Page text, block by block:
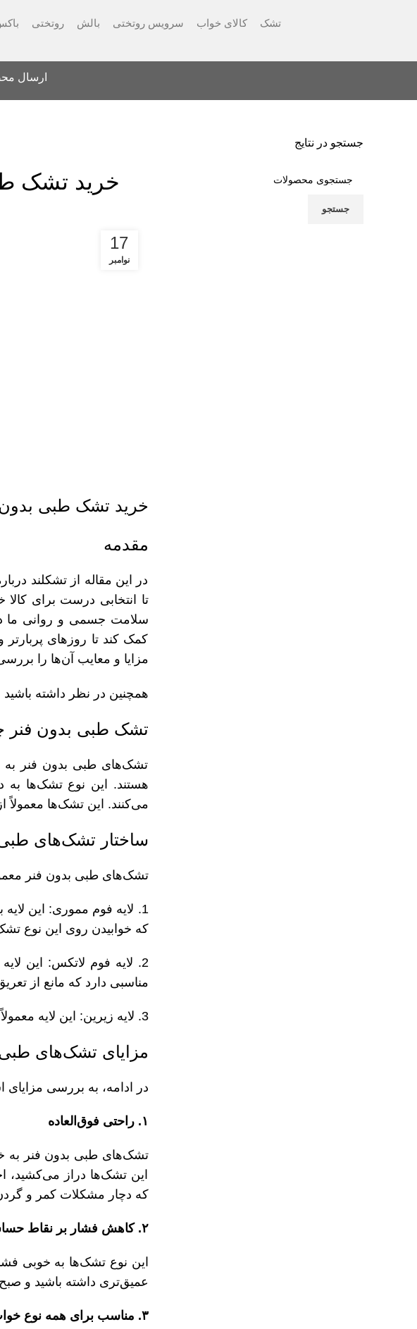
تشک کالای خواب سرویس روتختی بالش روتختی
ارسال
خرید تشک
17
نوامبر
خرید تشک طبی بدون
مقدمه
در این مقاله از تشکلند
تا انتخابی درست برای
سلامت جسمی و روانی ما
کمک کند تا روزهای
مزایا و معایب آن‌ها را
همچنین در نظر داشته
تشک طبی بدون
تشک‌های طبی بدون فنر به
هستند. این نوع تشک‌ها
می‌کنند. این تشک‌ها
ساختار تشک‌های طبی
تشک‌های طبی بدون فنر
1. لایه فوم مموری: این
که خوابیدن روی این نوع
2. لایه فوم لاتکس: این
مناسبی دارد که مانع از
3. لایه زیرین: این لایه معمولاً از فوم‌های سفت‌تر تشکیل شده است که از تشک حمایت کرده و عمر آن را افزایش می‌دهد.
مزایای تشک‌های طبی
در ادامه، به بررسی
۱. راحتی فوق‌العاده
تشک‌های طبی بدون فنر به
این تشک‌ها دراز می‌کشید،
که دچار مشکلات کمر و
۲. کاهش فشار بر نقاط حساس
این نوع تشک‌ها به خوبی
عمیق‌تری داشته باشید و
۳. مناسب برای همه نوع خواب
جستجو در نتایج
جستجو